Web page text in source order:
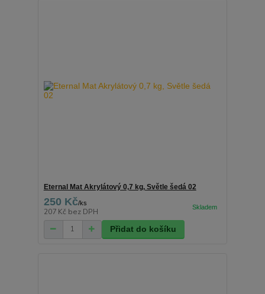
Eternal Mat Akrylátový 0,7 kg, Světle šedá 02
250 Kč/ks
207 Kč bez DPH
Přidat do košíku